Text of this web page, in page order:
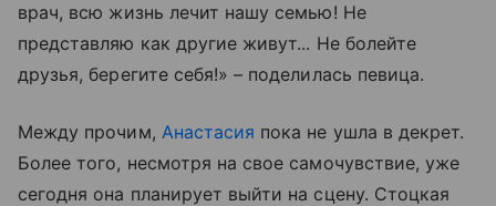
врач, всю жизнь лечит нашу семью! Не
представляю как другие живут... Не болейте
друзья, берегите себя!» – поделилась певица.
Между прочим, Анастасия пока не ушла в декрет.
Более того, несмотря на свое самочувствие, уже
сегодня она планирует выйти на сцену. Стоцкая